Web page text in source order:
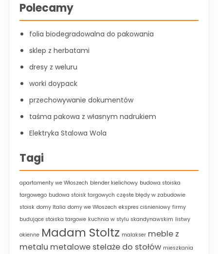
Polecamy
folia biodegradowalna do pakowania
sklep z herbatami
dresy z weluru
worki doypack
przechowywanie dokumentów
taśma pakowa z własnym nadrukiem
Elektryka Stalowa Wola
Tagi
apartamenty we Włoszech blender kielichowy budowa stoiska
targowego budowa stoisk targowych częste błędy w zabudowie
stoisk domy Italia domy we Włoszech ekspres ciśnieniowy firmy
budujące stoiska targowe kuchnia w stylu skandynawskim listwy
okienne Madam Stoltz malakser meble z
metalu metalowe stelaże do stołów mieszkania